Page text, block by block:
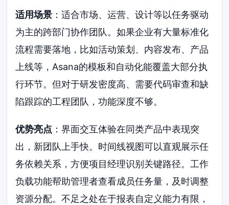
适用场景 ：适合市场、运营、设计等以任务驱动
为主的跨部门协作团队。如果企业有大量标准化
流程需要落地，比如活动策划、内容发布、产品
上线等，Asana的模板和自动化能覆盖大部分执
行环节。但对于研发密度高、需要代码审查和缺
陷跟踪的工程团队，功能深度不够。
优势亮点 ：界面交互体验在同类产品中表现突
出，新团队上手快。时间线视图可以直观展示任
务依赖关系，方便项目经理识别关键路径。工作
负载功能帮助管理者查看成员任务量，及时调整
资源分配。不足之处在于报表自定义能力有限，